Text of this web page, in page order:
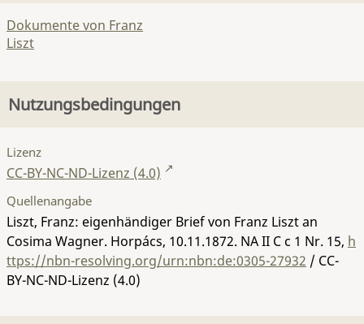
Dokumente von Franz
Liszt
Nutzungsbedingungen
Lizenz
CC-BY-NC-ND-Lizenz (4.0)
Quellenangabe
Liszt, Franz: eigenhändiger Brief von Franz Liszt an
Cosima Wagner. Horpács, 10.11.1872. NA II C c 1 Nr. 15, h
ttps://nbn-resolving.org/urn:nbn:de:0305-27932 / CC-
BY-NC-ND-Lizenz (4.0)